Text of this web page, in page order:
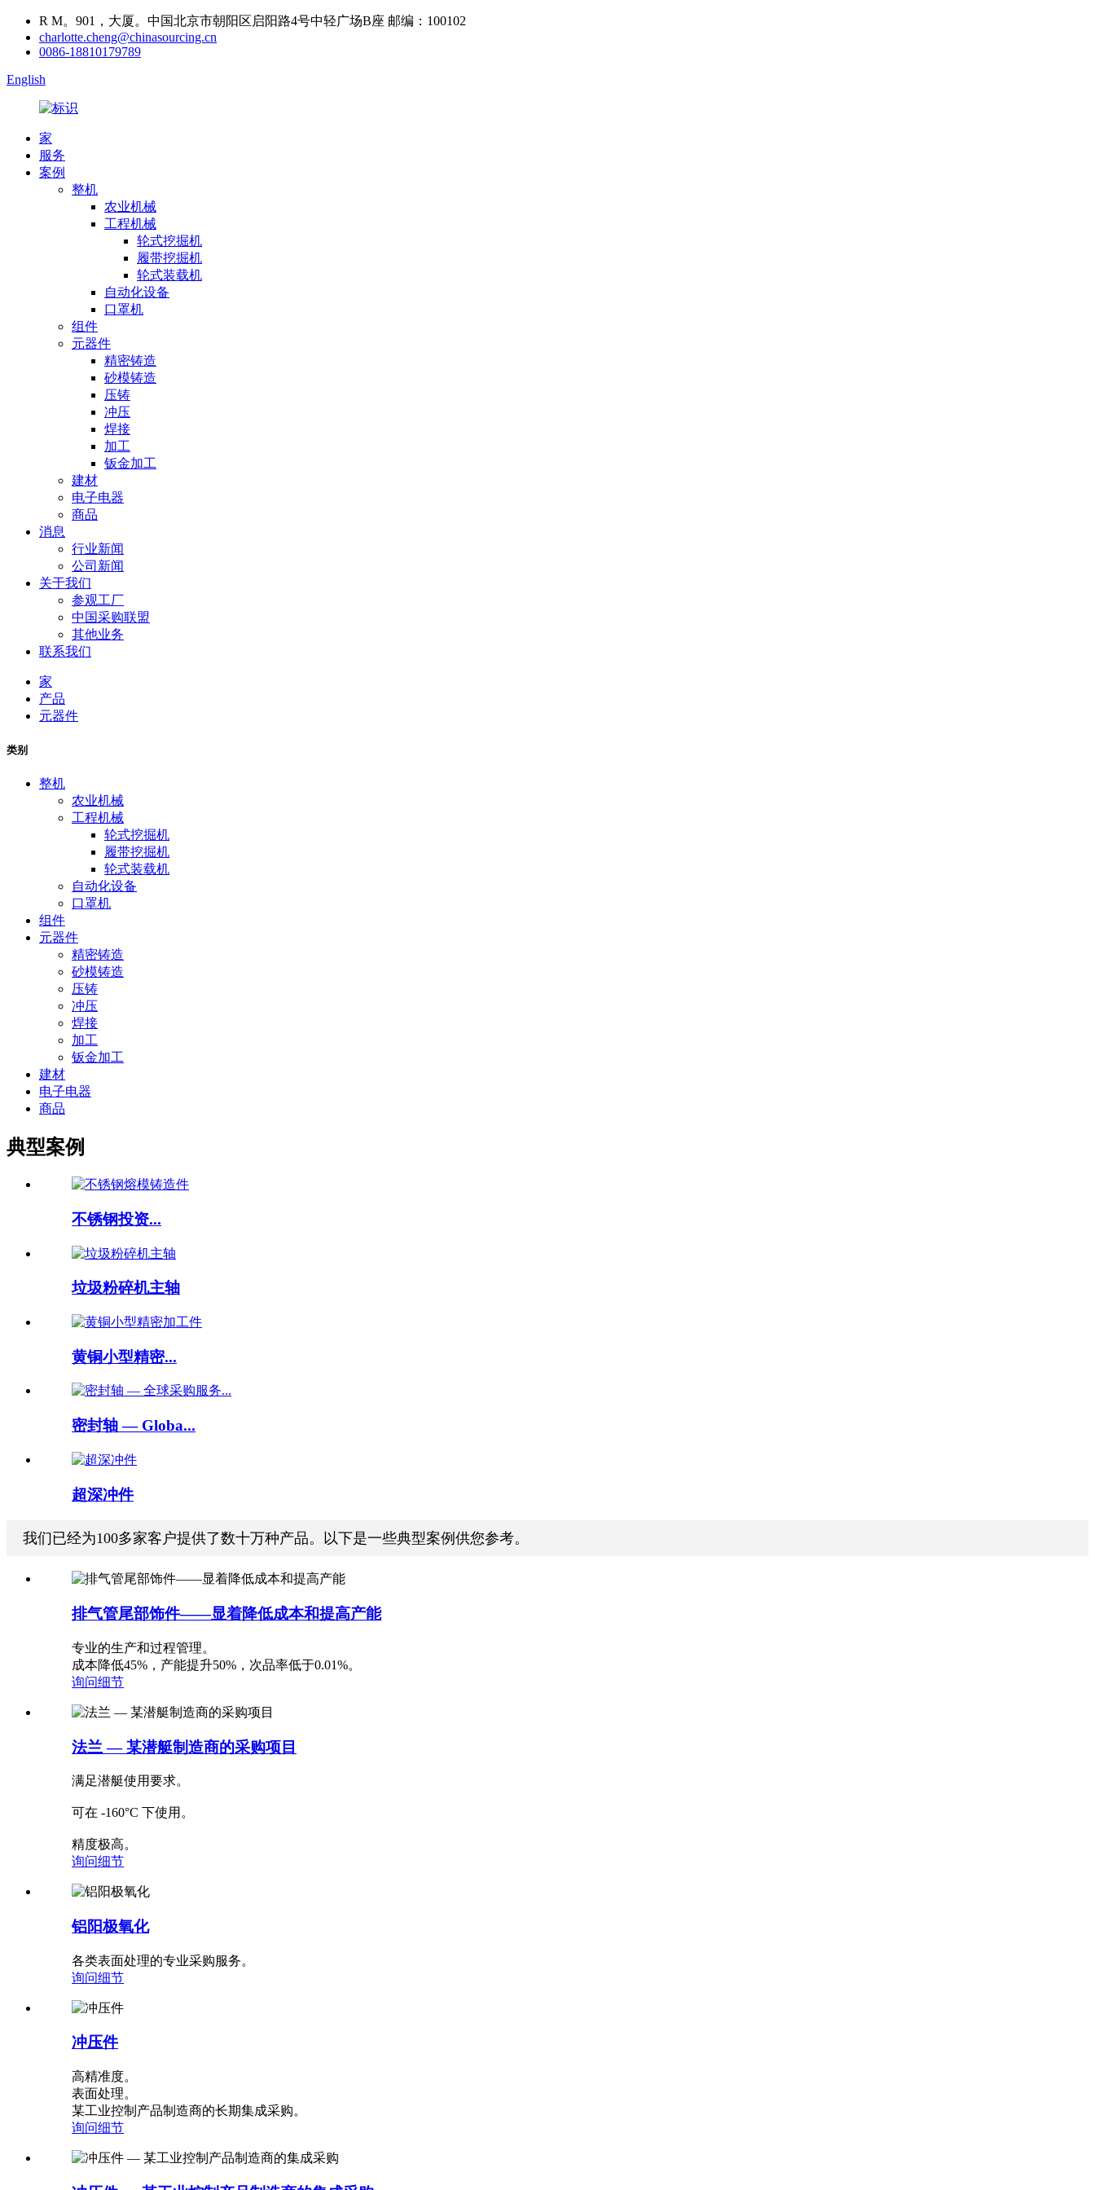
R M。901，大厦。中国北京市朝阳区启阳路4号中轻广场B座 邮编：100102
charlotte.cheng@chinasourcing.cn
0086-18810179789
English
家
服务
案例
整机
农业机械
工程机械
轮式挖掘机
履带挖掘机
轮式装载机
自动化设备
口罩机
组件
元器件
精密铸造
砂模铸造
压铸
冲压
焊接
加工
钣金加工
建材
电子电器
商品
消息
行业新闻
公司新闻
关于我们
参观工厂
中国采购联盟
其他业务
联系我们
家
产品
元器件
类别
整机
农业机械
工程机械
轮式挖掘机
履带挖掘机
轮式装载机
自动化设备
口罩机
组件
元器件
精密铸造
砂模铸造
压铸
冲压
焊接
加工
钣金加工
建材
电子电器
商品
典型案例
不锈钢投资...
垃圾粉碎机主轴
黄铜小型精密...
密封轴 — Globa...
超深冲件
我们已经为100多家客户提供了数十万种产品。以下是一些典型案例供您参考。
排气管尾部饰件——显着降低成本和提高产能
专业的生产和过程管理。
成本降低45%，产能提升50%，次品率低于0.01%。
询问细节
法兰 — 某潜艇制造商的采购项目
满足潜艇使用要求。
可在 -160°C 下使用。
精度极高。
询问细节
铝阳极氧化
各类表面处理的专业采购服务。
询问细节
冲压件
高精准度。
表面处理。
某工业控制产品制造商的长期集成采购。
询问细节